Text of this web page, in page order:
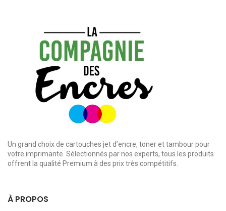
Un grand choix de cartouches jet d’encre, toner et tambour pour
votre imprimante. Sélectionnés par nos experts, tous les produits
offrent la qualité Premium à des prix très compétitifs.
À PROPOS